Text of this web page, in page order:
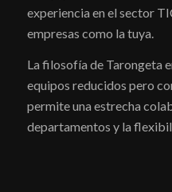
experiencia en el sector
empresas como la tuya.
La filosofía de Tarongeta
equipos reducidos pero
permite una estrecha
departamentos y la